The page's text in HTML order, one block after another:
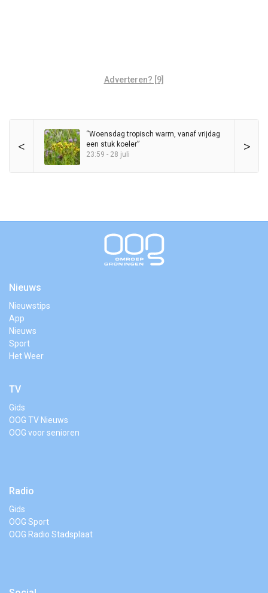
Adverteren? [9]
< >
“Woensdag tropisch warm, vanaf vrijdag
een stuk koeler”
23:59 - 28 juli
Nieuws
Nieuwstips
App
Nieuws
Sport
Het Weer
TV
Gids
OOG TV Nieuws
OOG voor senioren
Radio
Gids
OOG Sport
OOG Radio Stadsplaat